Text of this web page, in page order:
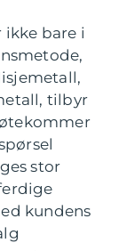
bare i
tilbyr
stor
kundens